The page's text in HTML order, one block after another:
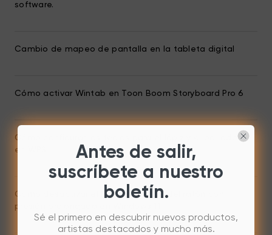
software.
Cambio de mapeo de pantalla en la tableta digital
Cómo activar Wintab en Toon Boom Storyboard Pro 6
Cómo configurar las teclas para el lápiz y el borrador
en WPS
Cómo desactivar el botón derecho del ratón con
presión prolongada en Windows 11
Antes de salir,
suscríbete a nuestro
boletín.
Sé el primero en descubrir nuevos productos,
artistas destacados y mucho más.